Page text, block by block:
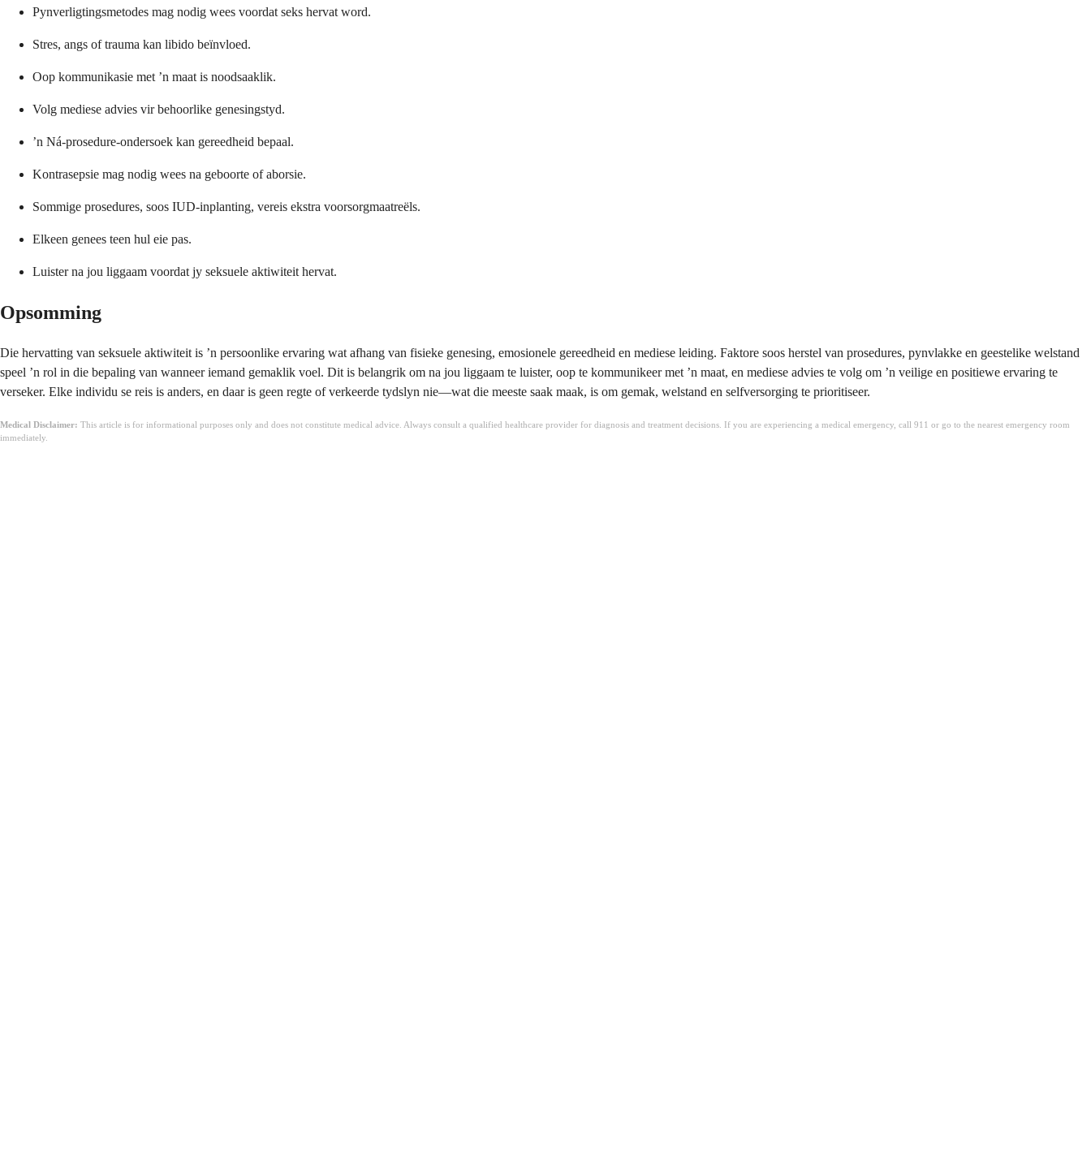
Pynverligtingsmetodes mag nodig wees voordat seks hervat word.
Stres, angs of trauma kan libido beïnvloed.
Oop kommunikasie met ʼn maat is noodsaaklik.
Volg mediese advies vir behoorlike genesingstyd.
ʼn Ná-prosedure-ondersoek kan gereedheid bepaal.
Kontrasepsie mag nodig wees na geboorte of aborsie.
Sommige prosedures, soos IUD-inplanting, vereis ekstra voorsorgmaatreëls.
Elkeen genees teen hul eie pas.
Luister na jou liggaam voordat jy seksuele aktiwiteit hervat.
Opsomming
Die hervatting van seksuele aktiwiteit is ʼn persoonlike ervaring wat afhang van fisieke genesing, emosionele gereedheid en mediese leiding. Faktore soos herstel van prosedures, pynvlakke en geestelike welstand
speel ʼn rol in die bepaling van wanneer iemand gemaklik voel. Dit is belangrik om na jou liggaam te luister, oop te kommunikeer met ʼn maat, en mediese advies te volg om ʼn veilige en positiewe ervaring te
verseker. Elke individu se reis is anders, en daar is geen regte of verkeerde tydslyn nie—wat die meeste saak maak, is om gemak, welstand en selfversorging te prioritiseer.
Medical Disclaimer: This article is for informational purposes only and does not constitute medical advice. Always consult a qualified healthcare provider for diagnosis and treatment decisions. If you are experiencing a medical emergency, call 911 or go to the nearest emergency room
immediately.